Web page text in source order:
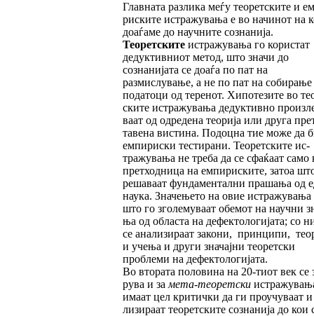
Главната разлика меѓу теоретските и
рис­ките истражувања е во начинот на
доа­ѓаме до научните сознанија.
Теоретските истражувања го користат
дедуктивниот ме­тод, што значи до
сознанијата се доаѓа по пат на
размислување, а не по пат на со­би­ра­ње
податоци од теренот. Хипотезите во
ските истражувања дедуктивно
ваат од одредена теорија или друга
тавена вистина. Подоцна тие може да
емпириски тестирани. Теоретските ис­
тражувања не треба да се сфаќаат само
претходница на ем­пи­рис­ките, затоа
решаваат фундамен­тал­ни прашања од
наука. Значењето на овие истражувања
што го зголе­му­ва­ат обемот на научни
ња од областа на дефектологијата; со
се анализираат закони, принципи,
и учења и други значајни теоретски
проблеми на дефектологијата.
Во втората половина на 20-тиот век се
ру­ва и за мета-теоретски
имаат цел критички да ги проучуваат
лизираат теоретските сознанија до кои